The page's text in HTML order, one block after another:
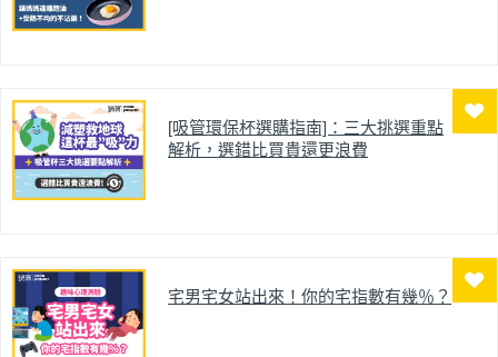
[吸管環保杯選購指南]：三大挑選重點
解析，選錯比買貴還更浪費
宅男宅女站出來！你的宅指數有幾％？